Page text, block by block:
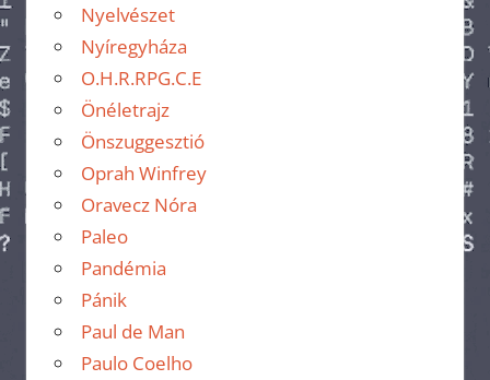
Nyelvészet
Nyíregyháza
O.H.R.RPG.C.E
Önéletrajz
Önszuggesztió
Oprah Winfrey
Oravecz Nóra
Paleo
Pandémia
Pánik
Paul de Man
Paulo Coelho